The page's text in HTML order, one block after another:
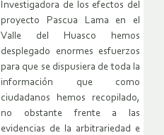
Investigadora de los efectos del
proyecto Pascua Lama en el
Valle del Huasco hemos
desplegado enormes esfuerzos
para que se dispusiera de toda la
información que como
ciudadanos hemos recopilado,
no obstante frente a las
evidencias de la arbitrariedad e